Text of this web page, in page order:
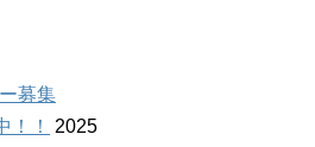
募集
！！
2025